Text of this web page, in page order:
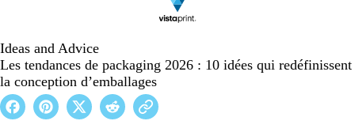
Ideas and Advice
Les tendances de packaging 2026 : 10 idées qui redéfinissent
la conception d’emballages